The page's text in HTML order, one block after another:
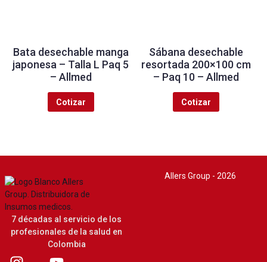
Bata desechable manga
japonesa – Talla L Paq 5
– Allmed
Cotizar
Sábana desechable
resortada 200×100 cm
– Paq 10 – Allmed
Cotizar
7 décadas al servicio de los
profesionales de la salud en
Colombia
Allers Group - 2026